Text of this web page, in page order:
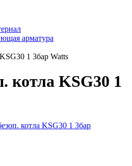
арматура
1 3бар Watts
котла KSG30 1